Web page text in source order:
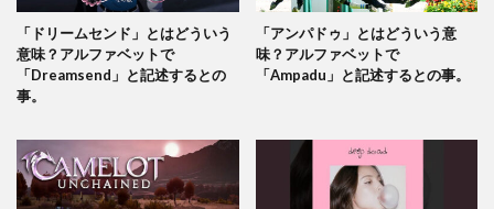
「ドリームセンド」とはどういう
意味？アルファベットで
「Dreamsend」と記述するとの
事。
「アンパドゥ」とはどういう意
味？アルファベットで
「Ampadu」と記述するとの事。